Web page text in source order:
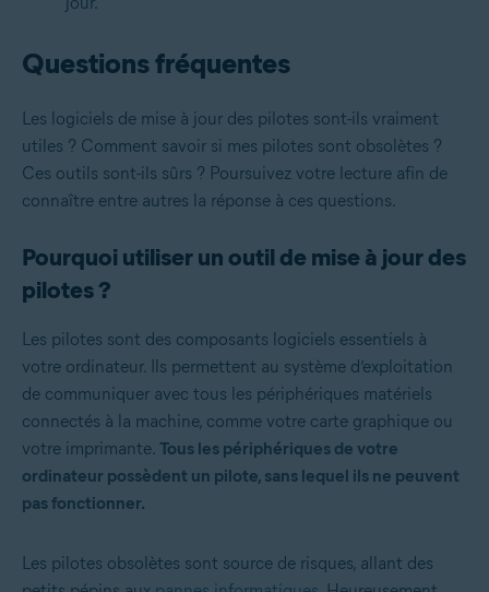
Questions fréquentes
Les logiciels de mise à jour des pilotes sont-ils vraiment
utiles ? Comment savoir si mes pilotes sont obsolètes ?
Ces outils sont-ils sûrs ? Poursuivez votre lecture afin de
connaître entre autres la réponse à ces questions.
Pourquoi utiliser un outil de mise à jour des
pilotes ?
Les pilotes sont des composants logiciels essentiels à
votre ordinateur. Ils permettent au système d’exploitation
de communiquer avec tous les périphériques matériels
connectés à la machine, comme votre carte graphique ou
votre imprimante. Tous les périphériques de votre
ordinateur possèdent un pilote, sans lequel ils ne peuvent
pas fonctionner.
Les pilotes obsolètes sont source de risques, allant des